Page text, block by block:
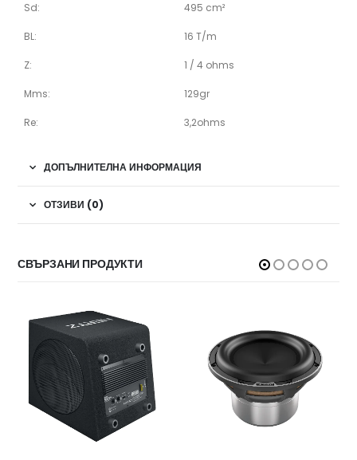
Sd: 495 cm²
BL: 16 T/m
Z: 1 / 4 ohms
Mms: 129gr
Re: 3,2ohms
ДОПЪЛНИТЕЛНА ИНФОРМАЦИЯ
ОТЗИВИ (0)
СВЪРЗАНИ ПРОДУКТИ